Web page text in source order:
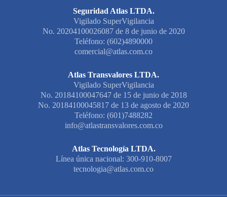
Seguridad Atlas LTDA.
Vigilado SuperVigilancia
No. 20204100026087 de 8 de junio de 2020
Teléfono: (602)4890000
comercial@atlas.com.co
Atlas Transvalores LTDA.
Vigilado SuperVigilancia
No. 20184100047647 de 15 de junio de 2018
No. 20184100045817 de 13 de agosto de 2020
Teléfono: (601)7488282
info@atlastransvalores.com.co
Atlas Tecnología LTDA.
Línea única nacional: 300-910-8007
tecnologia@atlas.com.co